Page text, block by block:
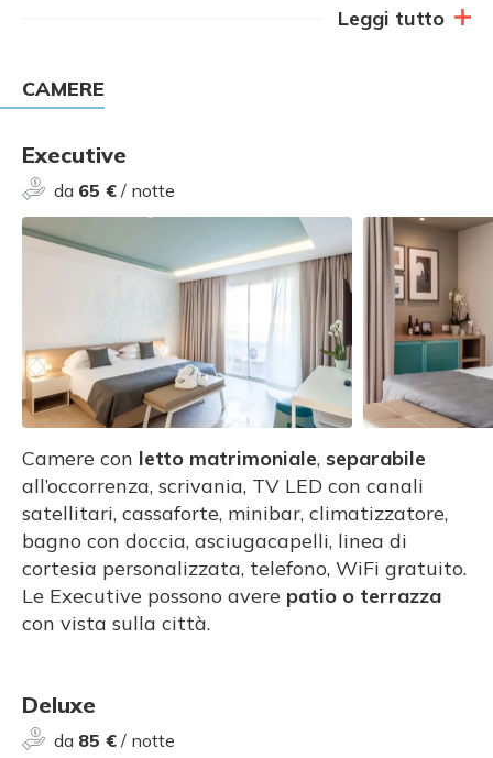
Leggi tutto
CAMERE
Executive
da 65 € / notte
Camere con letto matrimoniale, separabile
all’occorrenza, scrivania, TV LED con canali
satellitari, cassaforte, minibar, climatizzatore,
bagno con doccia, asciugacapelli, linea di
cortesia personalizzata, telefono, WiFi gratuito.
Le Executive possono avere patio o terrazza
con vista sulla città.
Deluxe
da 85 € / notte